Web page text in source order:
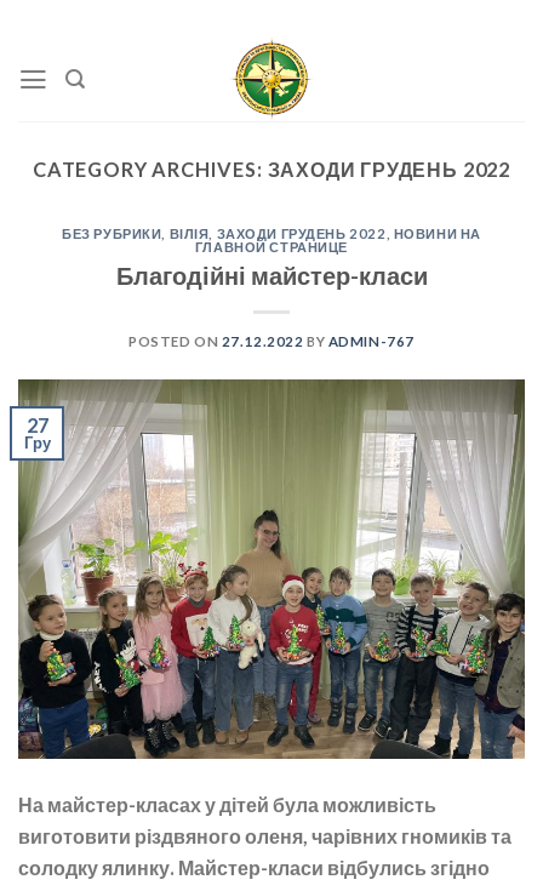
content
CATEGORY ARCHIVES: ЗАХОДИ ГРУДЕНЬ 2022
БЕЗ РУБРИКИ ВІЛІЯ ЗАХОДИ ГРУДЕНЬ 2022
НОВИНИ НА
ГЛАВНОЙ СТРАНИЦЕ
Благодійні майстер-класи
POSTED ON 27.12.2022 BY ADMIN-767
27
Гру
На майстер-класах у дітей була можливість
виготовити різдвяного оленя, чарівних гномиків та
солодку ялинку. Майстер-класи відбулись згідно